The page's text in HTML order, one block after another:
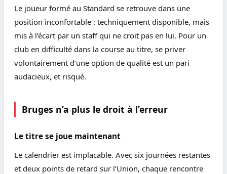
Le joueur formé au Standard se retrouve dans une
position inconfortable : techniquement disponible, mais
mis à l’écart par un staff qui ne croit pas en lui. Pour un
club en difficulté dans la course au titre, se priver
volontairement d’une option de qualité est un pari
audacieux, et risqué.
Bruges n’a plus le droit à l’erreur
Le titre se joue maintenant
Le calendrier est implacable. Avec six journées restantes
et deux points de retard sur l’Union, chaque rencontre